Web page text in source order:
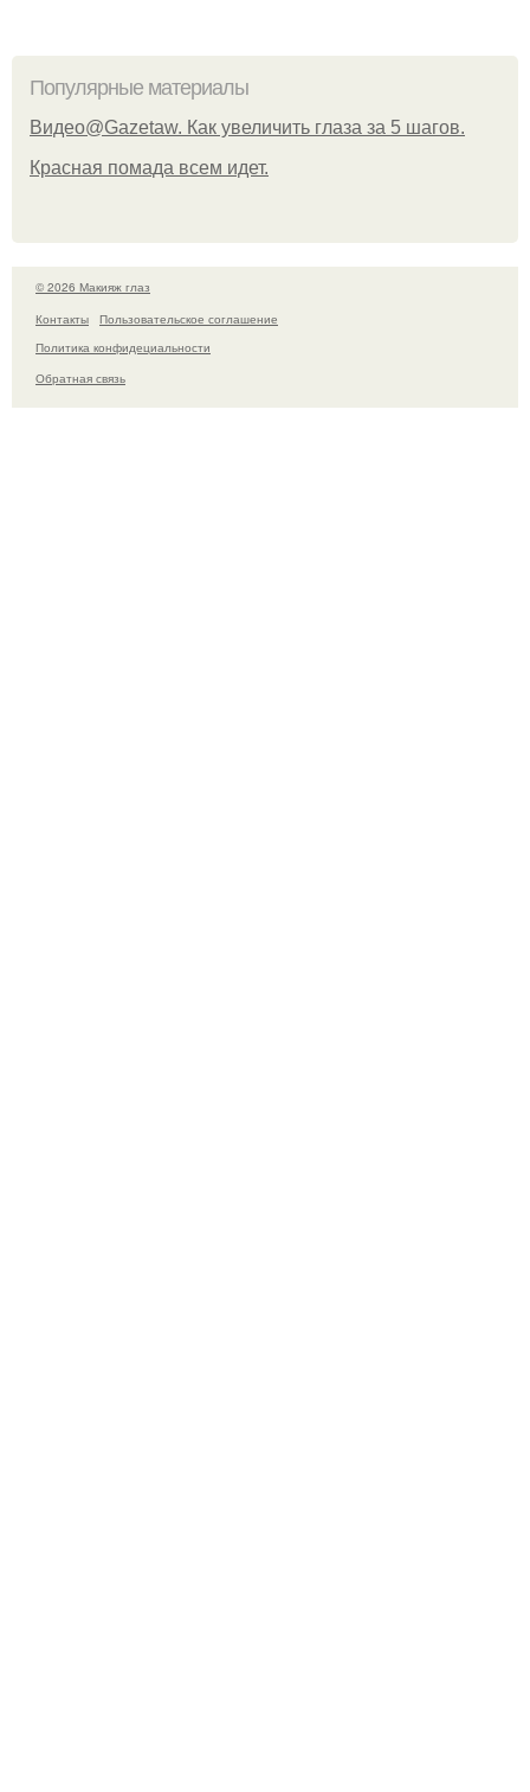
Популярные материалы
Видео@Gazetaw. Как увеличить глаза за 5 шагов.
Красная помада всем идет.
© 2026 Макияж глаз
Контакты
Пользовательское соглашение
Политика конфидециальности
Обратная связь